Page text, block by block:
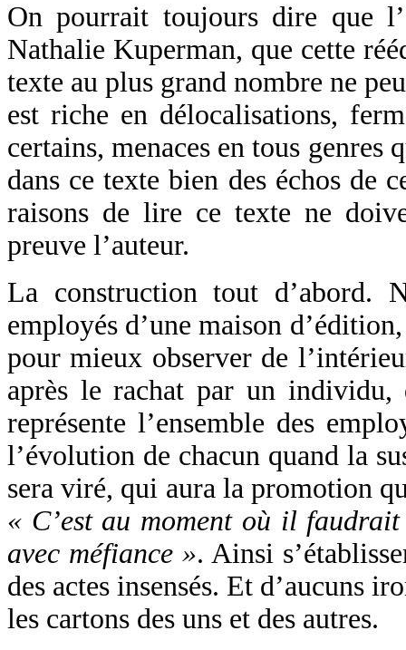
On pourrait toujours dire que
Nathalie Kuperman, que cette
texte au plus grand nombre ne
est riche en délocalisations,
certains, menaces en tous genres
dans ce texte bien des échos de
raisons de lire ce texte ne
preuve l’auteur.
La construction tout d’abord.
employés d’une maison
pour mieux observer de
après le rachat par un
représente l’ensemble des
l’évolution de chacun quand la
sera viré, qui aura la promotion
« C’est au moment où il
avec méfiance ». Ainsi
des actes insensés. Et d’aucuns
les cartons des uns et des autres.